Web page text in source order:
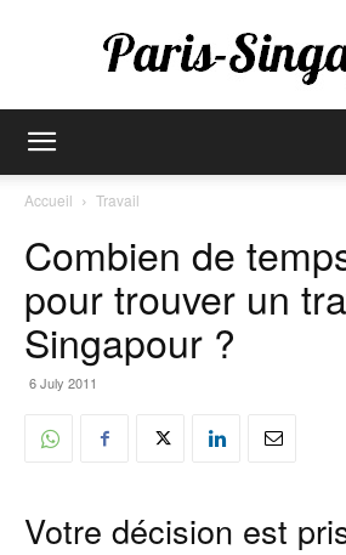
Accueil Travail
Combien de
pour trouver un
Singapour ?
6 July 2011
Votre décision est